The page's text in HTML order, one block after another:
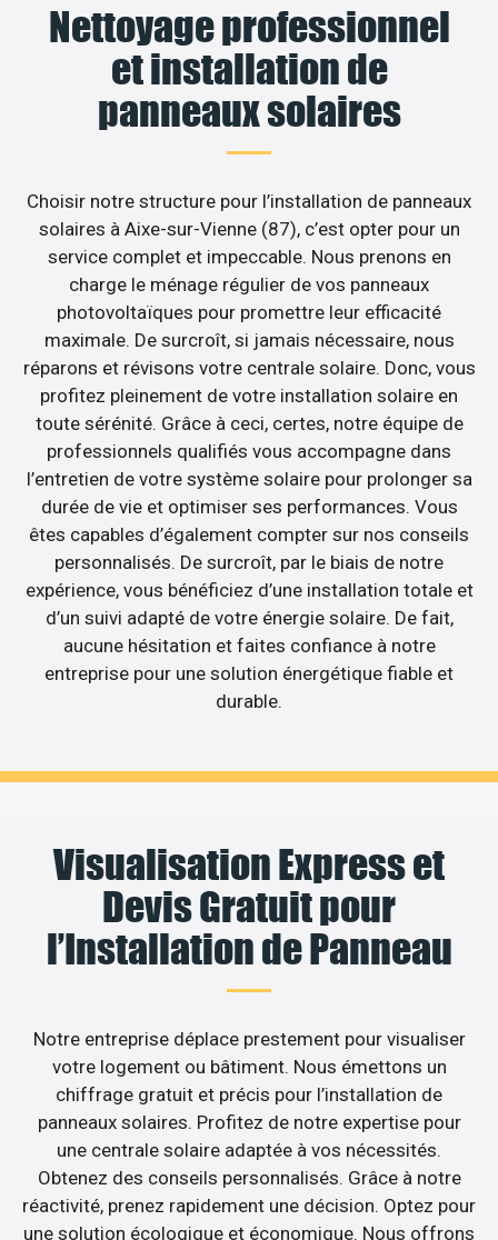
Nettoyage professionnel
et installation de
panneaux solaires
Choisir notre structure pour l’installation de panneaux
solaires à Aixe-sur-Vienne (87), c’est opter pour un
service complet et impeccable. Nous prenons en
charge le ménage régulier de vos panneaux
photovoltaïques pour promettre leur efficacité
maximale. De surcroît, si jamais nécessaire, nous
réparons et révisons votre centrale solaire. Donc, vous
profitez pleinement de votre installation solaire en
toute sérénité. Grâce à ceci, certes, notre équipe de
professionnels qualifiés vous accompagne dans
l’entretien de votre système solaire pour prolonger sa
durée de vie et optimiser ses performances. Vous
êtes capables d’également compter sur nos conseils
personnalisés. De surcroît, par le biais de notre
expérience, vous bénéficiez d’une installation totale et
d’un suivi adapté de votre énergie solaire. De fait,
aucune hésitation et faites confiance à notre
entreprise pour une solution énergétique fiable et
durable.
Visualisation Express et
Devis Gratuit pour
l’Installation de Panneau
Notre entreprise déplace prestement pour visualiser
votre logement ou bâtiment. Nous émettons un
chiffrage gratuit et précis pour l’installation de
panneaux solaires. Profitez de notre expertise pour
une centrale solaire adaptée à vos nécessités.
Obtenez des conseils personnalisés. Grâce à notre
réactivité, prenez rapidement une décision. Optez pour
une solution écologique et économique. Nous offrons